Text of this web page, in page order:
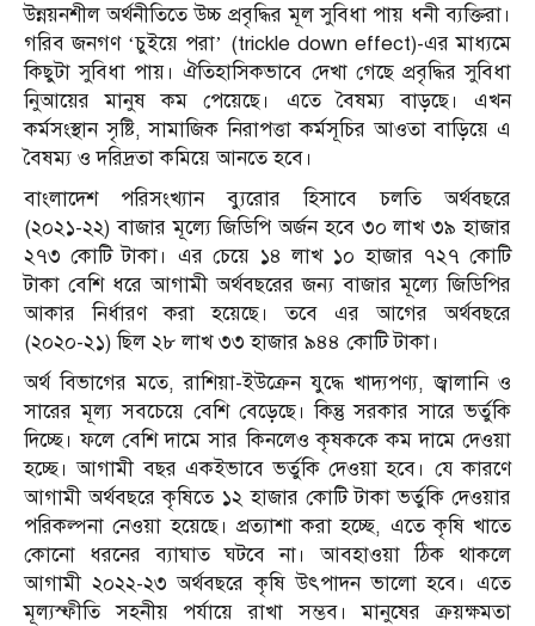
উন্নয়নশীল অর্থনীতিতে উচ্চ প্রবৃদ্ধির মূল সুবিধা পায় ধনী ব্যক্তিরা।
গরিব জনগণ ‘চুইয়ে পরা’ (trickle down effect)-এর মাধ্যমে
কিছুটা সুবিধা পায়। ঐতিহাসিকভাবে দেখা গেছে প্রবৃদ্ধির সুবিধা
নিুআয়ের মানুষ কম পেয়েছে। এতে বৈষম্য বাড়ছে। এখন
কর্মসংস্থান সৃষ্টি, সামাজিক নিরাপত্তা কর্মসূচির আওতা বাড়িয়ে এ
বৈষম্য ও দরিদ্রতা কমিয়ে আনতে হবে।
বাংলাদেশ পরিসংখ্যান ব্যুরোর হিসাবে চলতি অর্থবছরে
(২০২১-২২) বাজার মূল্যে জিডিপি অর্জন হবে ৩০ লাখ ৩৯ হাজার
২৭৩ কোটি টাকা। এর চেয়ে ১৪ লাখ ১০ হাজার ৭২৭ কোটি
টাকা বেশি ধরে আগামী অর্থবছরের জন্য বাজার মূল্যে জিডিপির
আকার নির্ধারণ করা হয়েছে। তবে এর আগের অর্থবছরে
(২০২০-২১) ছিল ২৮ লাখ ৩৩ হাজার ৯৪৪ কোটি টাকা।
অর্থ বিভাগের মতে, রাশিয়া-ইউক্রেন যুদ্ধে খাদ্যপণ্য, জ্বালানি ও
সারের মূল্য সবচেয়ে বেশি বেড়েছে। কিন্তু সরকার সারে ভর্তুকি
দিচ্ছে। ফলে বেশি দামে সার কিনলেও কৃষককে কম দামে দেওয়া
হচ্ছে। আগামী বছর একইভাবে ভর্তুকি দেওয়া হবে। যে কারণে
আগামী অর্থবছরে কৃষিতে ১২ হাজার কোটি টাকা ভর্তুকি দেওয়ার
পরিকল্পনা নেওয়া হয়েছে। প্রত্যাশা করা হচ্ছে, এতে কৃষি খাতে
কোনো ধরনের ব্যাঘাত ঘটবে না। আবহাওয়া ঠিক থাকলে
আগামী ২০২২-২৩ অর্থবছরে কৃষি উৎপাদন ভালো হবে। এতে
মূল্যস্ফীতি সহনীয় পর্যায়ে রাখা সম্ভব। মানুষের ক্রয়ক্ষমতা